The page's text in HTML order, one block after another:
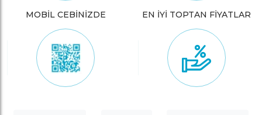
MOBİL CEBİNİZDE EN İYİ TOPTAN FİYATLAR